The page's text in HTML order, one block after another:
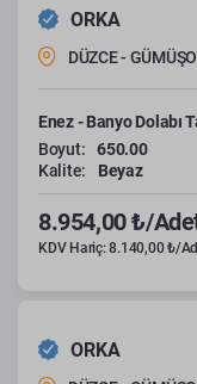
ORKA
DÜZCE -
Enez - Banyo Dolabı
Boyut:
650.00
Kalite:
Beyaz
8.954,00 ₺/
KDV Hariç: 8.140,00 ₺/
ORKA